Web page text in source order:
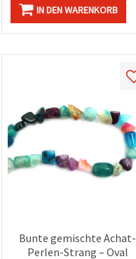
IN DEN WARENKORB
Bunte gemischte Achat-
Perlen-Strang – Oval